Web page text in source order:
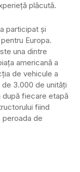
plăcută.
participat și
Europa.
una dintre
americană a
de vehicule a
3.000 de unități
după fiecare etapă
fiind
peroada de